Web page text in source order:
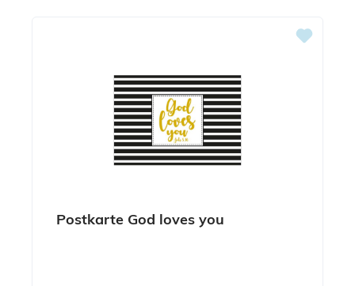
Postkarte God loves you